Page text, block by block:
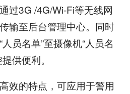
过3G /4G/Wi-Fi等无线网
输至后台管理中心。同时
员名单”至摄像机“人员名
供便利。
的特点，可应用于警用